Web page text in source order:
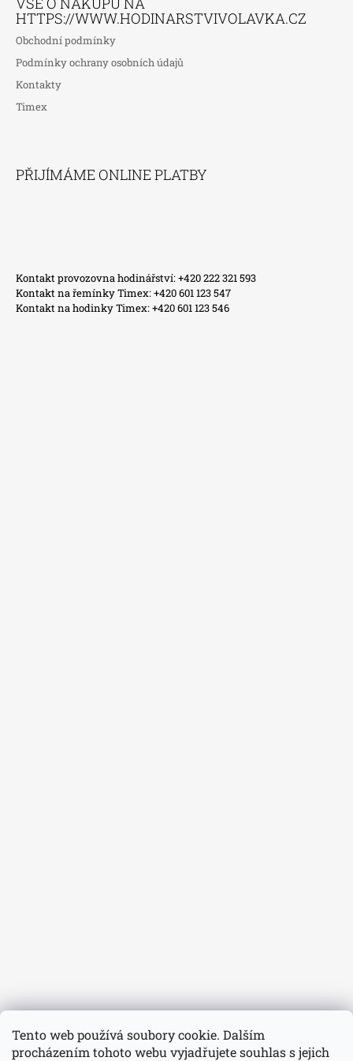
Tento web používá soubory cookie. Dalším
procházením tohoto webu vyjadřujete souhlas s jejich
HTTPS://WWW.HODINARSTVIVOLAVKA.CZ
Obchodní podmínky
Podmínky ochrany osobních údajů
Kontakty
Timex
PŘIJÍMÁME ONLINE PLATBY
Kontakt provozovna hodinářství: +420 222 321 593
Kontakt na řemínky Timex: +420 601 123 547
Kontakt na hodinky Timex: +420 601 123 546